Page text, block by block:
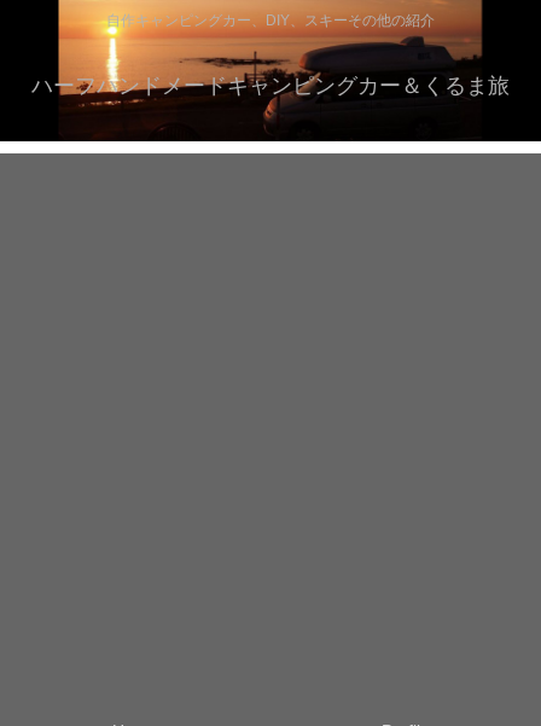
自作キャンピングカー、DIY、スキーその他の紹介
ハーフハンドメードキャンピングカー＆くるま旅